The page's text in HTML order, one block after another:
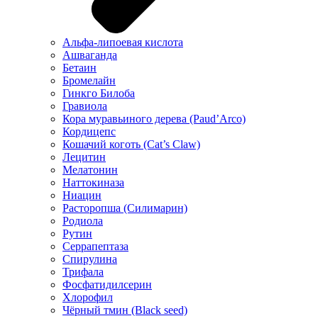
Альфа-липоевая кислота
Ашваганда
Бетаин
Бромелайн
Гинкго Билоба
Гравиола
Кора муравьиного дерева (Paud’Arco)
Кордицепс
Кошачий коготь (Cat’s Claw)
Лецитин
Мелатонин
Наттокиназа
Ниацин
Расторопша (Силимарин)
Родиола
Рутин
Серрапептаза
Спирулина
Трифала
Фосфатидилсерин
Хлорофил
Чёрный тмин (Black seed)